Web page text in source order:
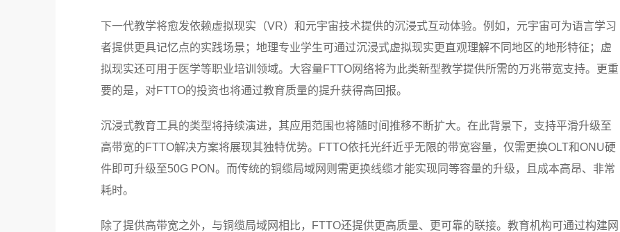
下一代教学将愈发依赖虚拟现实（VR）和元宇宙技术提供的沉浸式互动体验。例如，元宇宙可为语言学习
者提供更具记忆点的实践场景；地理专业学生可通过沉浸式虚拟现实更直观理解不同地区的地形特征；虚
拟现实还可用于医学等职业培训领域。大容量FTTO网络将为此类新型教学提供所需的万兆带宽支持。更重
要的是，对FTTO的投资也将通过教育质量的提升获得高回报。
沉浸式教育工具的类型将持续演进，其应用范围也将随时间推移不断扩大。在此背景下，支持平滑升级至
高带宽的FTTO解决方案将展现其独特优势。FTTO依托光纤近乎无限的带宽容量，仅需更换OLT和ONU硬
件即可升级至50G PON。而传统的铜缆局域网则需更换线缆才能实现同等容量的升级，且成本高昂、非常
耗时。
除了提供高带宽之外，与铜缆局域网相比，FTTO还提供更高质量、更可靠的联接。教育机构可通过构建网